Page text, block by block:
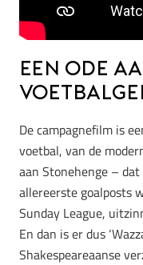
Een Ode
De campagnefilm is
voetbal, van de
aan Stonehenge –
allereerste goalposts
Sunday League,
En dan is er dus
Shakespeareaanse